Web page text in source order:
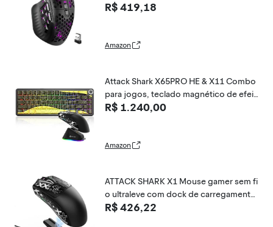
00 DPI para jogadores, 16 macros prog
R$ 419,18
Amazon
Attack Shark X65PRO HE & X11 Combo
para jogos, teclado magnético de efeit
o Hall e mouse ultraleve com base de c
nte, para Win
R$ 1.240,00
Amazon
ATTACK SHARK X1 Mouse gamer sem fi
o ultraleve com dock de carregamento
magnético RGB,fita antiderrapante,sen
R$ 426,22